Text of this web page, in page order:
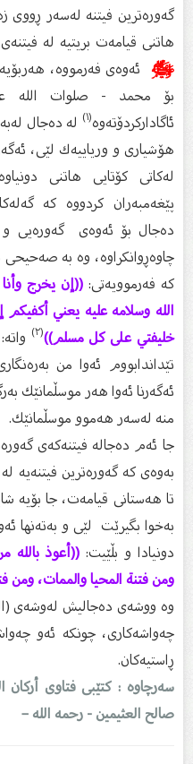
گەورەترین فیتنە لەسەر ڕووى
هاتنى قیامەت بریتیە لە
ﷺئەوەى فەرمووە، هەربۆیە
بۆ محمد - صلوات الله
ئاگاداركردۆتەوە(١) لە دەجال لەبەر
هۆشیارى و وریاییەك لێى،
لەكاتى كۆتایی هاتنى
پێغەمبەران كردووە كە
دەجال بۆ ئەوەى گەورەیی و
چاوەڕوانكراوە، وە بە صەحیحى
كە فەرموویەتى: ((إن يخرج وأنا
الله وسلامه عليه يعني أكفيكم
خليفتي على كل مسلم))(٢) واتە:
تێداندابووم ئەوا من
ئەگەرنا ئەوا هەر موسڵمانێك
منە لەسەر هەموو موسڵمانێك.
جا ئەم دەجالە فیتنەكەى
بەوەى كە گەورەترین فیتنەیە
تا هەستانى قیامەت، جا بۆیە
بەخوا بگیرێت لێى و بەتەنها ئەو
دونیادا و بڵێیت:((أعوذ بالله
ومن فتنة المحيا والممات، ومن
وە ووشەى دەجالیش لەوشەى
چەواشەكارى، چونكە ئەو
ڕاستیەكان.
سەرچاوە : کتێبی فتاوى أرکان
صالح العثیمین - رحمه الله –